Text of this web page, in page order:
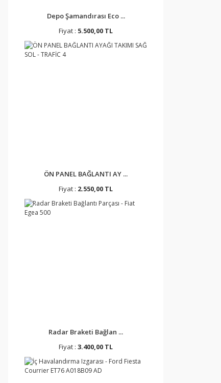
Depo Şamandırası Eco ...
Fiyat : 5.500,00 TL
ÖN PANEL BAĞLANTI AY ...
Fiyat : 2.550,00 TL
Radar Braketi Bağlan ...
Fiyat : 3.400,00 TL